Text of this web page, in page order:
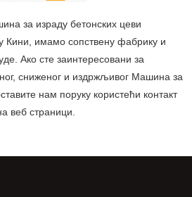
за израду бетонских цеви
Кини, имамо сопствену фабрику и
Ако сте заинтересовани за
сниженог и издржљивог Машина за
нам поруку користећи контакт
веб страници.